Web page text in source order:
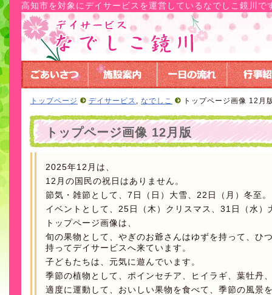
高知市を対象にデイサービスを運営しているなでしこ鏡川で
トップページ デイサービス , なでしこ トップページ画像 12月
トップページ画像 12月版
2025年12月は、
12月の国民の祝日はありません。
節気・雑節として、7日（日）大雪、22日（月）冬至。
イベントとして、25日（木）クリスマス、31日（水）
トップページ画像は、
旬の果物として、やぎのお爺さんはゆずを持って、ひ
持ってデイサービスへ来ています。
子どもたちは、元気に遊んでいます。
季節の植物として、ポインセチア、ヒイラギ、葉牡丹
適度に運動して、おいしい果物を食べて、季節の風景